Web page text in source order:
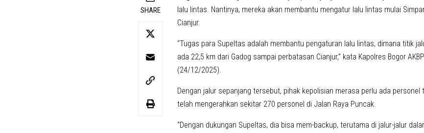
SHARE
lalu lintas. Nantinya, mereka akan membantu mengatur lalu lintas mulai
Cianjur.
“Tugas para Supeltas adalah membantu pengaturan lalu lintas, dimana titik
ada 22,5 km dari Gadog sampai perbatasan Cianjur,” kata Kapolres Bogor
(24/12/2025).
Dengan jalur sepanjang tersebut, pihak kepolisian merasa perlu ada personel
telah mengerahkan sekitar 270 personel di Jalan Raya Puncak.
“Dengan dukungan Supeltas, dia bisa mem-backup, terutama di jalur-jalur